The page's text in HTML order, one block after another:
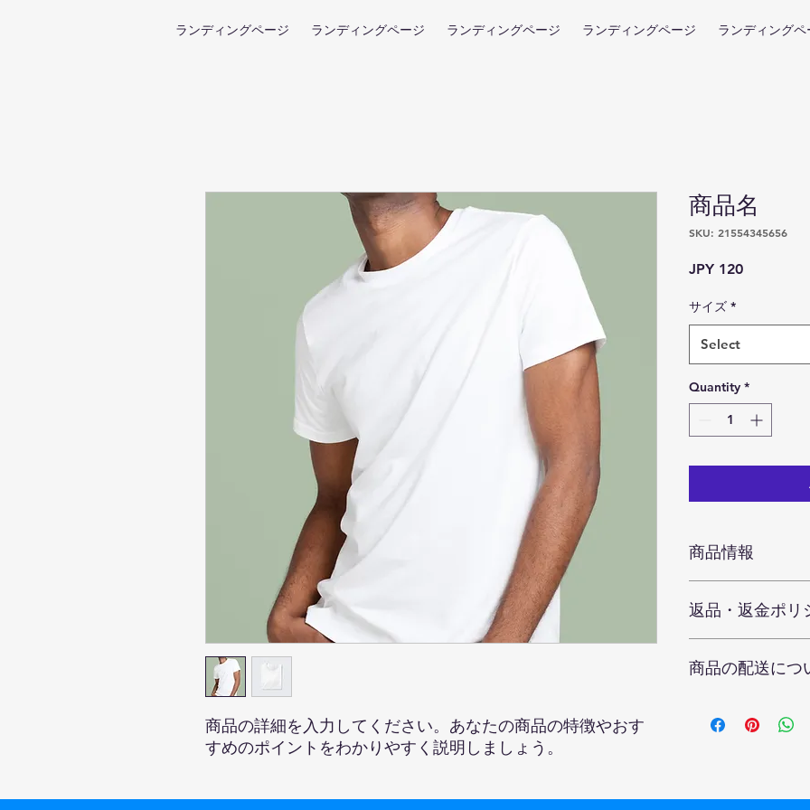
ランディングページ ランディングページ ランディングページ ランディングページ ランディングペ
商品の詳細を入力してください。あなたの商品の特徴やおす
すめのポイントをわかりやすく説明しましょう。
商品名
SKU: 21554345656
JPY 120Price
サイズ *
Select
Quantity *
商品情報
明に加え、商品の特
返品・返金ポリ
満足しなかった場合
だけます。
商品の配送につ
する情報を入力し